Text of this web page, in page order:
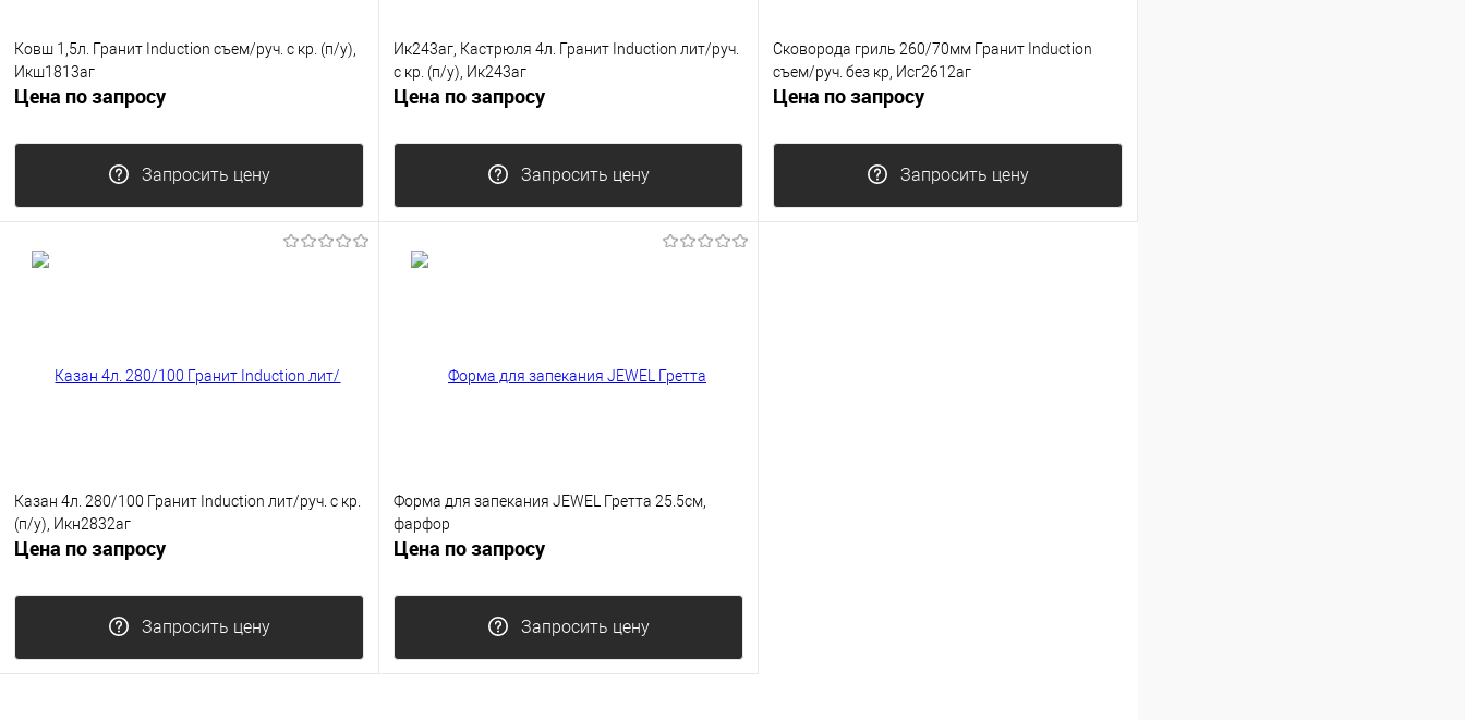
Ковш 1,5л. Гранит Induction съем/руч. с кр. (п/у),
Икш1813аг
Цена по запросу
Запросить цену
Ик243аг, Кастрюля 4л. Гранит Induction лит/руч.
с кр. (п/у), Ик243аг
Цена по запросу
Запросить цену
Сковорода гриль 260/70мм Гранит Induction
съем/руч. без кр, Исг2612аг
Цена по запросу
Запросить цену
Казан 4л. 280/100 Гранит Induction лит/руч. с кр.
(п/у), Икн2832аг
Цена по запросу
Запросить цену
Форма для запекания JEWEL Гретта 25.5см,
фарфор
Цена по запросу
Запросить цену